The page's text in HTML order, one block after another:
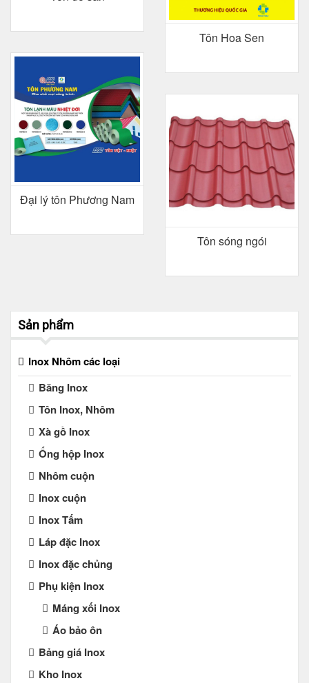
Tôn Hoa Sen
Đại lý tôn Phương Nam
Tôn sóng ngói
Sản phẩm
Inox Nhôm các loại
Băng Inox
Tôn Inox, Nhôm
Xà gồ Inox
Ống hộp Inox
Nhôm cuộn
Inox cuộn
Inox Tấm
Láp đặc Inox
Inox đặc chủng
Phụ kiện Inox
Máng xối Inox
Áo bảo ôn
Bảng giá Inox
Kho Inox